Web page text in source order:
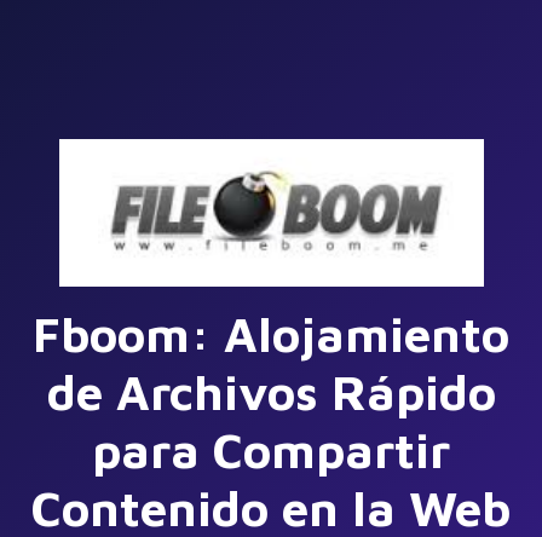
Fboom: Alojamiento
de Archivos Rápido
para Compartir
Contenido en la Web